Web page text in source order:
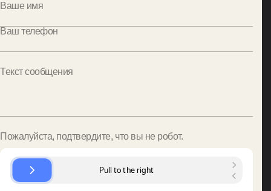
Ваше имя
Ваш телефон
Текст сообщения
Пожалуйста, подтвердите, что вы не робот.